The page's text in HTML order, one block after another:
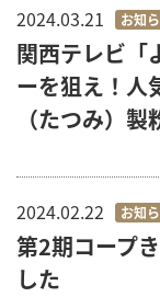
2024.03.21 お知
関西テレビ「
ーを狙え！人
（たつみ）
2024.02.22 お知
第2期コープ
した